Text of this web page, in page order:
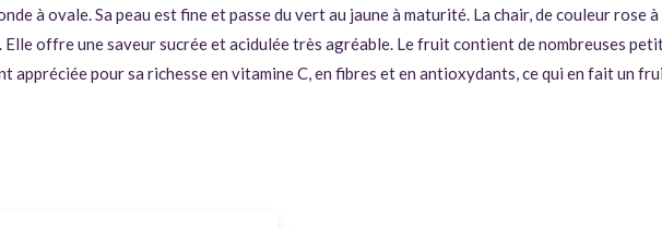
à ovale. Sa peau est fine et passe du vert au jaune à maturité. La chair, de couleur rose
offre une saveur sucrée et acidulée très agréable. Le fruit contient de nombreuses
appréciée pour sa richesse en vitamine C, en fibres et en antioxydants, ce qui en fait un